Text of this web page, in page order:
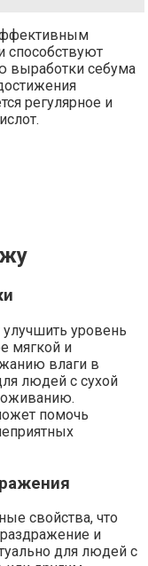
способствуют
выработки себума
регулярное и
уровень
мягкой и
влаги в
людей с сухой
помочь
свойства, что
и
для людей с